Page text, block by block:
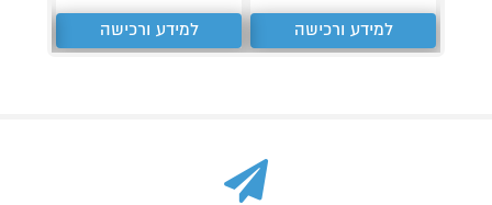
למידע ורכישה למידע ורכישה